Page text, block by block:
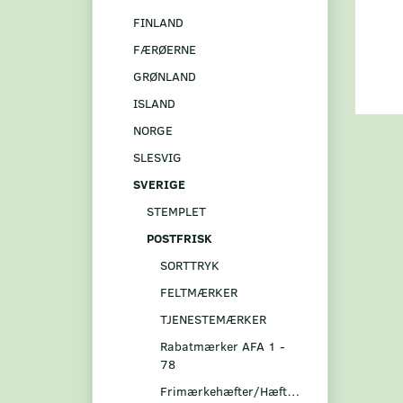
FINLAND
FÆRØERNE
GRØNLAND
ISLAND
NORGE
SLESVIG
SVERIGE
STEMPLET
POSTFRISK
SORTTRYK
FELTMÆRKER
TJENESTEMÆRKER
Rabatmærker AFA 1 -
78
Frimærkehæfter/Hæftesammentryk